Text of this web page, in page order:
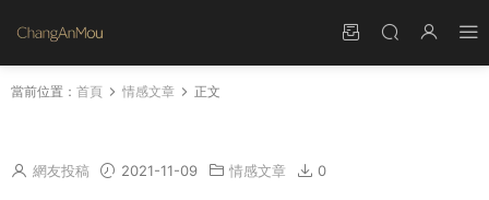
當前位置： 首頁 情感文章 正文
網友投稿 2021-11-09 情感文章 0